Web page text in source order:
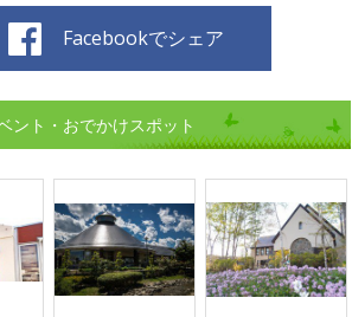
Facebookでシェア
ント・おでかけスポット